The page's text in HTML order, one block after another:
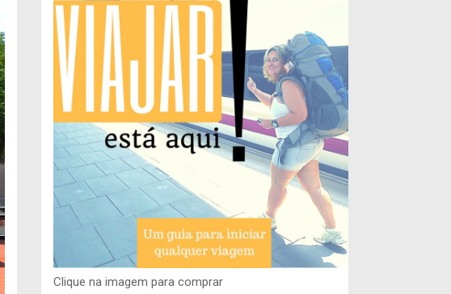
Clique na imagem para comprar